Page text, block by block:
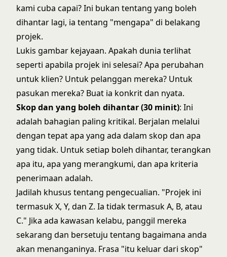
kami cuba capai? Ini bukan tentang yang boleh
dihantar lagi, ia tentang "mengapa" di belakang
projek.
Lukis gambar kejayaan. Apakah dunia terlihat
seperti apabila projek ini selesai? Apa perubahan
untuk klien? Untuk pelanggan mereka? Untuk
pasukan mereka? Buat ia konkrit dan nyata.
Skop dan yang boleh dihantar (30 minit): Ini
adalah bahagian paling kritikal. Berjalan melalui
dengan tepat apa yang ada dalam skop dan apa
yang tidak. Untuk setiap boleh dihantar, terangkan
apa itu, apa yang merangkumi, dan apa kriteria
penerimaan adalah.
Jadilah khusus tentang pengecualian. "Projek ini
termasuk X, Y, dan Z. Ia tidak termasuk A, B, atau
C." Jika ada kawasan kelabu, panggil mereka
sekarang dan bersetuju tentang bagaimana anda
akan menanganinya. Frasa "itu keluar dari skop"